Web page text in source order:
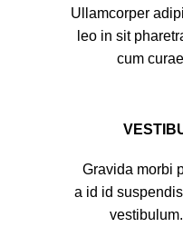
Ullamcorper
leo in sit
cum
Gravida morbi
a id id